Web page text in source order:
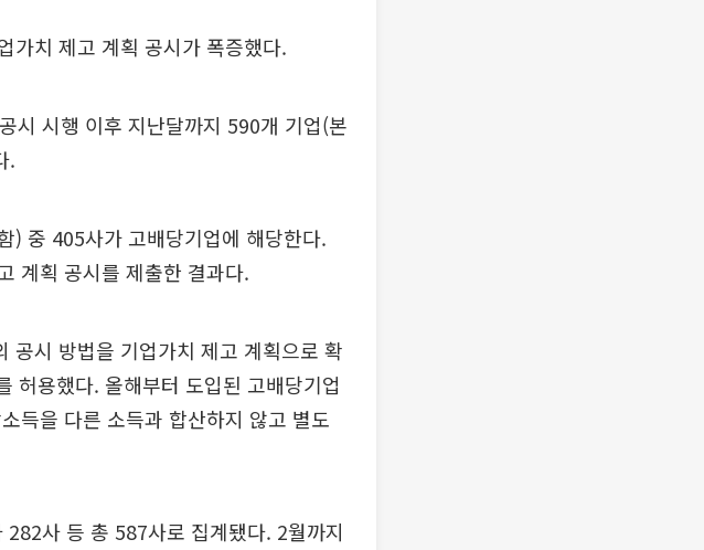
가치 제고 계획 공시가 폭증했다.
시 시행 이후 지난달까지 590개 기업(본
.
) 중 405사가 고배당기업에 해당한다.
계획 공시를 제출한 결과다.
공시 방법을 기업가치 제고 계획으로 확
허용했다. 올해부터 도입된 고배당기업
득을 다른 소득과 합산하지 않고 별도
사 등 총 587사로 집계됐다. 2월까지